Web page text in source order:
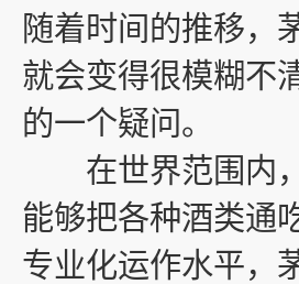
随着时间的推移，
就会变得很模糊不
的一个疑问。
在世界范围内，
能够把各种酒类通
专业化运作水平，